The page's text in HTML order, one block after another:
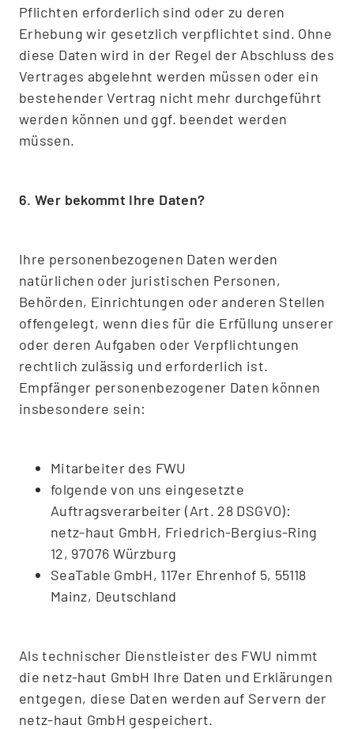
Pflichten erforderlich sind oder zu deren
Erhebung wir gesetzlich verpflichtet sind. Ohne
diese Daten wird in der Regel der Abschluss des
Vertrages abgelehnt werden müssen oder ein
bestehender Vertrag nicht mehr durchgeführt
werden können und ggf. beendet werden
müssen.
6. Wer bekommt Ihre Daten?
Ihre personenbezogenen Daten werden
natürlichen oder juristischen Personen,
Behörden, Einrichtungen oder anderen Stellen
offengelegt, wenn dies für die Erfüllung unserer
oder deren Aufgaben oder Verpflichtungen
rechtlich zulässig und erforderlich ist.
Empfänger personenbezogener Daten können
insbesondere sein:
Mitarbeiter des FWU
folgende von uns eingesetzte
Auftragsverarbeiter (Art. 28 DSGVO):
netz-haut GmbH, Friedrich-Bergius-Ring
12, 97076 Würzburg
SeaTable GmbH, 117er Ehrenhof 5, 55118
Mainz, Deutschland
Als technischer Dienstleister des FWU nimmt
die netz-haut GmbH Ihre Daten und Erklärungen
entgegen, diese Daten werden auf Servern der
netz-haut GmbH gespeichert.